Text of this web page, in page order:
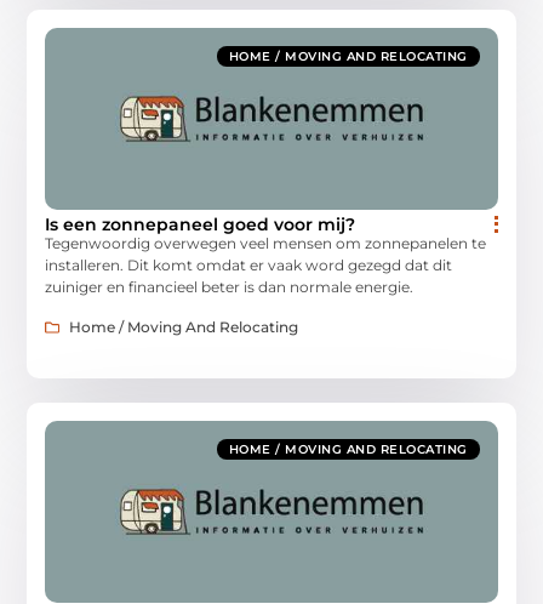
HOME / MOVING AND RELOCATING
Is een zonnepaneel goed voor mij?
Tegenwoordig overwegen veel mensen om zonnepanelen te
installeren. Dit komt omdat er vaak word gezegd dat dit
zuiniger en financieel beter is dan normale energie.
Home / Moving And Relocating
HOME / MOVING AND RELOCATING